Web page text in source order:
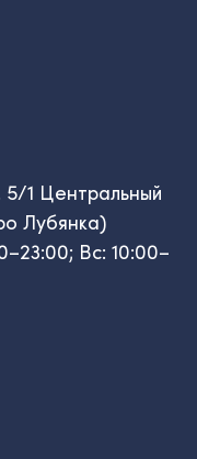
5/1 Центральный
Лубянка)
Вс: 10:00–